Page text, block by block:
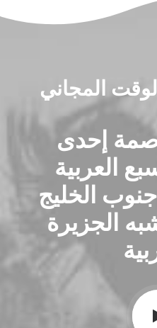
المجاني
إحدى
العربية
الخليج
الجزيرة